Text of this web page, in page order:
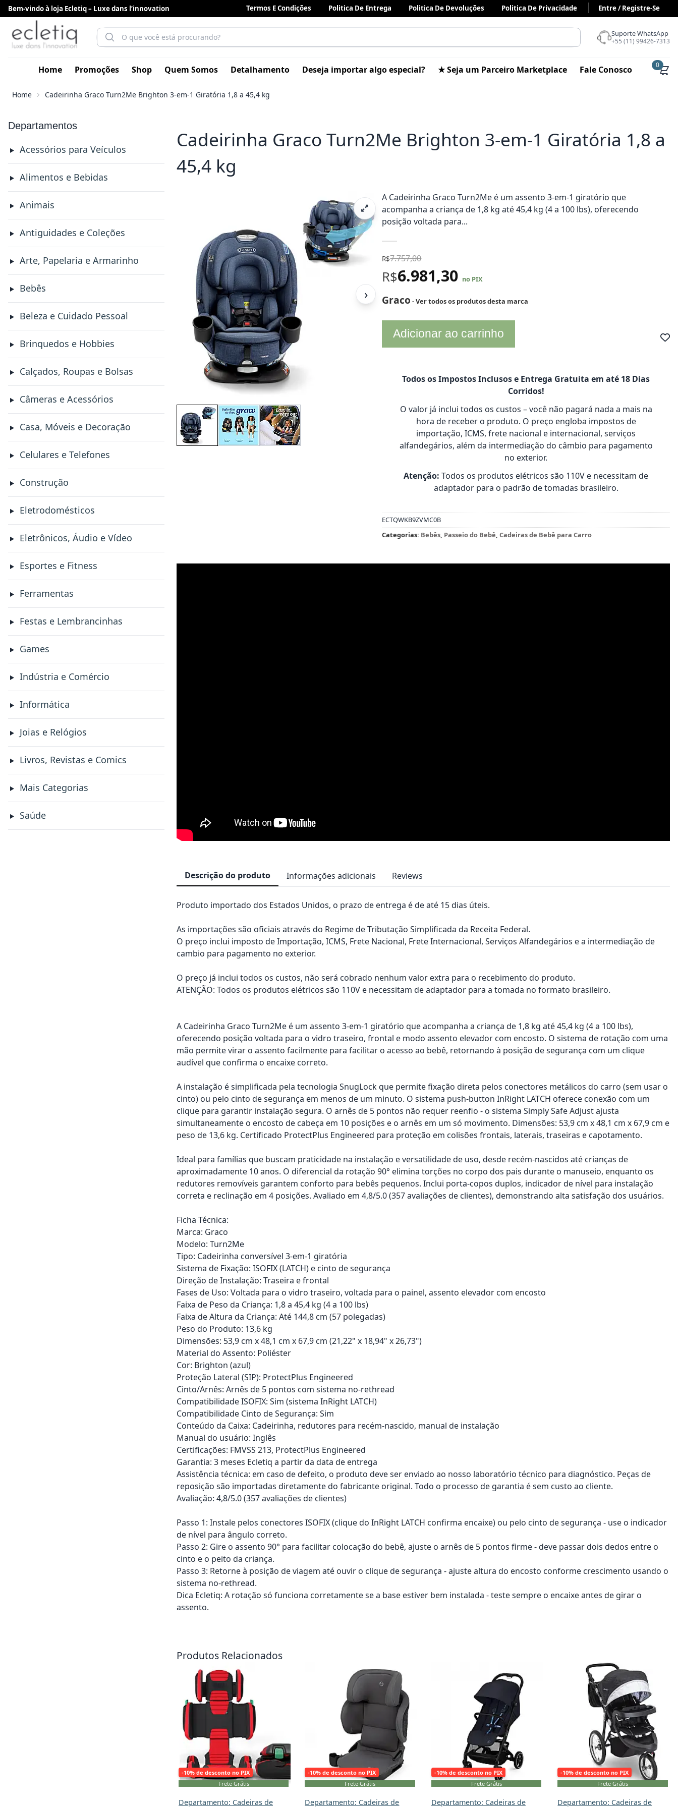
Bem-vindo à loja Ecletiq – Luxe dans l’innovation Termos E Condições Politica De Entrega Politica De Devoluções Politica De Privacidade Entre / Registre-Se
Suporte WhatsApp
+55 (11) 99426-7313
Home Promoções Shop Quem Somos Detalhamento Deseja importar algo especial? ★ Seja um Parceiro Marketplace Fale Conosco 0
Home Cadeirinha Graco Turn2Me Brighton 3-em-1 Giratória 1,8 a 45,4 kg
Departamentos
Acessórios para Veículos
Alimentos e Bebidas
Animais
Antiguidades e Coleções
Arte, Papelaria e Armarinho
Bebês
Beleza e Cuidado Pessoal
Brinquedos e Hobbies
Calçados, Roupas e Bolsas
Câmeras e Acessórios
Casa, Móveis e Decoração
Celulares e Telefones
Construção
Eletrodomésticos
Eletrônicos, Áudio e Vídeo
Esportes e Fitness
Ferramentas
Festas e Lembrancinhas
Games
Indústria e Comércio
Informática
Joias e Relógios
Livros, Revistas e Comics
Mais Categorias
Saúde
Cadeirinha Graco Turn2Me Brighton 3-em-1 Giratória 1,8 a
45,4 kg
›
A Cadeirinha Graco Turn2Me é um assento 3-em-1 giratório que
acompanha a criança de 1,8 kg até 45,4 kg (4 a 100 lbs), oferecendo
posição voltada para...
R$7.757,00
R$6.981,30 no PIX
Graco - Ver todos os produtos desta marca
Adicionar ao carrinho
Todos os Impostos Inclusos e Entrega Gratuita em até 18 Dias
Corridos!
O valor já inclui todos os custos – você não pagará nada a mais na
hora de receber o produto. O preço engloba impostos de
importação, ICMS, frete nacional e internacional, serviços
alfandegários, além da intermediação do câmbio para pagamento
no exterior.
Atenção: Todos os produtos elétricos são 110V e necessitam de
adaptador para o padrão de tomadas brasileiro.
ECTQWKB9ZVMC0B
Categorias: Bebês, Passeio do Bebê,Cadeiras de Bebê para Carro
Descrição do produto Informações adicionais Reviews
Produto importado dos Estados Unidos, o prazo de entrega é de até 15 dias úteis.
As importações são oficiais através do Regime de Tributação Simplificada da Receita Federal.
O preço inclui imposto de Importação, ICMS, Frete Nacional, Frete Internacional, Serviços Alfandegários e a intermediação de
cambio para pagamento no exterior.
O preço já inclui todos os custos, não será cobrado nenhum valor extra para o recebimento do produto.
ATENÇÃO: Todos os produtos elétricos são 110V e necessitam de adaptador para a tomada no formato brasileiro.
A Cadeirinha Graco Turn2Me é um assento 3-em-1 giratório que acompanha a criança de 1,8 kg até 45,4 kg (4 a 100 lbs),
oferecendo posição voltada para o vidro traseiro, frontal e modo assento elevador com encosto. O sistema de rotação com uma
mão permite virar o assento facilmente para facilitar o acesso ao bebê, retornando à posição de segurança com um clique
audível que confirma o encaixe correto.
A instalação é simplificada pela tecnologia SnugLock que permite fixação direta pelos conectores metálicos do carro (sem usar o
cinto) ou pelo cinto de segurança em menos de um minuto. O sistema push-button InRight LATCH oferece conexão com um
clique para garantir instalação segura. O arnês de 5 pontos não requer reenfio - o sistema Simply Safe Adjust ajusta
simultaneamente o encosto de cabeça em 10 posições e o arnês em um só movimento. Dimensões: 53,9 cm x 48,1 cm x 67,9 cm e
peso de 13,6 kg. Certificado ProtectPlus Engineered para proteção em colisões frontais, laterais, traseiras e capotamento.
Ideal para famílias que buscam praticidade na instalação e versatilidade de uso, desde recém-nascidos até crianças de
aproximadamente 10 anos. O diferencial da rotação 90° elimina torções no corpo dos pais durante o manuseio, enquanto os
redutores removíveis garantem conforto para bebês pequenos. Inclui porta-copos duplos, indicador de nível para instalação
correta e reclinação em 4 posições. Avaliado em 4,8/5.0 (357 avaliações de clientes), demonstrando alta satisfação dos usuários.
Ficha Técnica:
Marca: Graco
Modelo: Turn2Me
Tipo: Cadeirinha conversível 3-em-1 giratória
Sistema de Fixação: ISOFIX (LATCH) e cinto de segurança
Direção de Instalação: Traseira e frontal
Fases de Uso: Voltada para o vidro traseiro, voltada para o painel, assento elevador com encosto
Faixa de Peso da Criança: 1,8 a 45,4 kg (4 a 100 lbs)
Faixa de Altura da Criança: Até 144,8 cm (57 polegadas)
Peso do Produto: 13,6 kg
Dimensões: 53,9 cm x 48,1 cm x 67,9 cm (21,22" x 18,94" x 26,73")
Material do Assento: Poliéster
Cor: Brighton (azul)
Proteção Lateral (SIP): ProtectPlus Engineered
Cinto/Arnês: Arnês de 5 pontos com sistema no-rethread
Compatibilidade ISOFIX: Sim (sistema InRight LATCH)
Compatibilidade Cinto de Segurança: Sim
Conteúdo da Caixa: Cadeirinha, redutores para recém-nascido, manual de instalação
Manual do usuário: Inglês
Certificações: FMVSS 213, ProtectPlus Engineered
Garantia: 3 meses Ecletiq a partir da data de entrega
Assistência técnica: em caso de defeito, o produto deve ser enviado ao nosso laboratório técnico para diagnóstico. Peças de
reposição são importadas diretamente do fabricante original. Todo o processo de garantia é sem custo ao cliente.
Avaliação: 4,8/5.0 (357 avaliações de clientes)
Passo 1: Instale pelos conectores ISOFIX (clique do InRight LATCH confirma encaixe) ou pelo cinto de segurança - use o indicador
de nível para ângulo correto.
Passo 2: Gire o assento 90° para facilitar colocação do bebê, ajuste o arnês de 5 pontos firme - deve passar dois dedos entre o
cinto e o peito da criança.
Passo 3: Retorne à posição de viagem até ouvir o clique de segurança - ajuste altura do encosto conforme crescimento usando o
sistema no-rethread.
Dica Ecletiq: A rotação só funciona corretamente se a base estiver bem instalada - teste sempre o encaixe antes de girar o
assento.
Produtos Relacionados
-10% de desconto no PIX
Frete Grátis
Departamento: Cadeiras de
Adicionar ao carrinho
-10% de desconto no PIX
Frete Grátis
Departamento: Cadeiras de
-10% de desconto no PIX
Frete Grátis
Departamento: Cadeiras de
-10% de desconto no PIX
Frete Grátis
Departamento: Cadeiras de